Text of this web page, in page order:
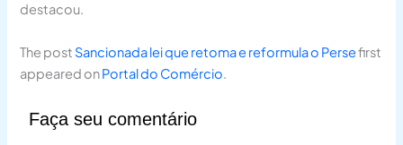
destacou.
The post Sancionada lei que retoma e reformula o Persefirst
appeared onPortal do Comércio.
Faça seu comentário